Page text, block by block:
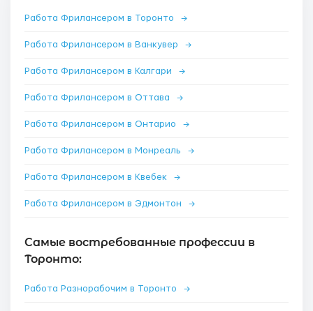
Работа Фрилансером в Торонто →
Работа Фрилансером в Ванкувер →
Работа Фрилансером в Калгари →
Работа Фрилансером в Оттава →
Работа Фрилансером в Онтарио →
Работа Фрилансером в Монреаль →
Работа Фрилансером в Квебек →
Работа Фрилансером в Эдмонтон →
Самые востребованные профессии в
Торонто:
Работа Разнорабочим в Торонто →